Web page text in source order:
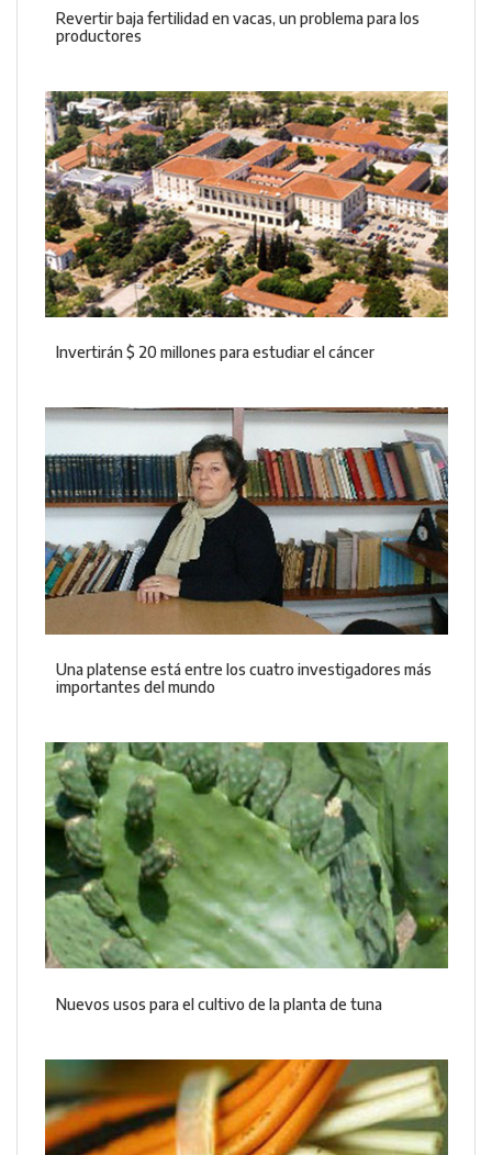
Revertir baja fertilidad en vacas, un problema para los
productores
Invertirán $ 20 millones para estudiar el cáncer
Una platense está entre los cuatro investigadores más
importantes del mundo
Nuevos usos para el cultivo de la planta de tuna